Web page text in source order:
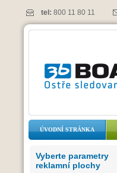
tel: 800 11 80 11
ÚVODNÍ STRÁNKA
Vyberte parametry
reklamní plochy